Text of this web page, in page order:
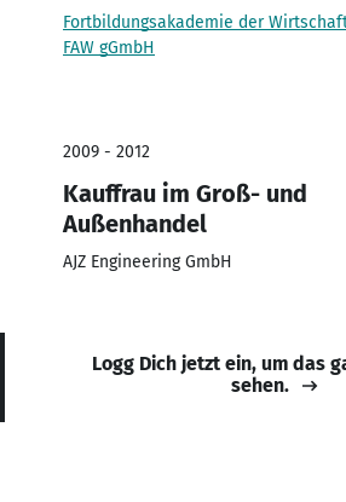
Fortbildungsakademie der
FAW gGmbH
2009 - 2012
Kauffrau im Groß- und
Außenhandel
AJZ Engineering GmbH
Logg Dich jetzt ein, um das
sehen.